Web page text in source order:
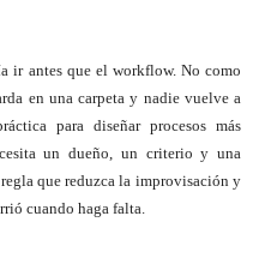
ir antes que el workflow. No como
en una carpeta y nadie vuelve a
para diseñar procesos más
un dueño, un criterio y una
que reduzca la improvisación y
cuando haga falta.